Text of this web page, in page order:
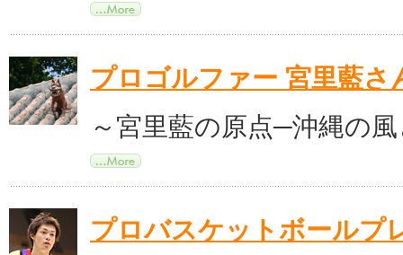
プロゴルファー 宮里藍さ
～宮里藍の原点─沖縄の
プロバスケットボール